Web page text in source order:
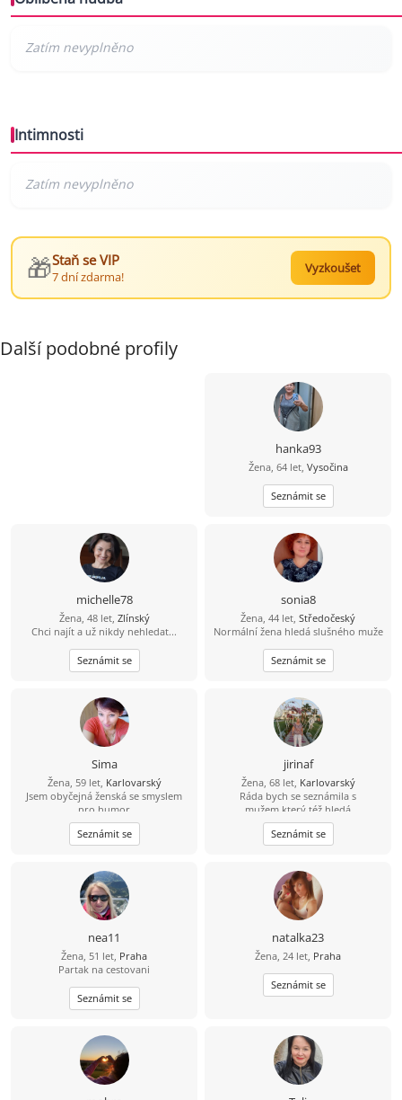
Intimnosti
🎁Staň se VIP
7 dní zdarma!
Vyzkoušet
Další podobné profily
hanka93
Žena, 64 let, Vysočina
Seznámit se
michelle78
Žena, 48 let, Zlínský
Chci najít a už nikdy nehledat...
Seznámit se
sonia8
Žena, 44 let, Středočeský
Normální žena hledá slušného muže
Seznámit se
Sima
Žena, 59 let, Karlovarský
Jsem obyčejná ženská se smyslem
pro humor
Seznámit se
jirinaf
Žena, 68 let, Karlovarský
Ráda bych se seznámila s
mužem,který též hledá
přítelkyni,která je již delší dobu z
nedostatku příležitosti sama,Jsem
společenská,veselá,pohodová,miluji
66letá,blondýna,stř.postavy., bydlim
v Karlovych Varech.Budu ráda,jestli
mi odpovíte.Muži přiměřeného
věku, mladší, prosím nepište,pouze
Karlovy Vary.
Seznámit se
nea11
Žena, 51 let, Praha
Partak na cestovani
Seznámit se
natalka23
Žena, 24 let, Praha
Seznámit se